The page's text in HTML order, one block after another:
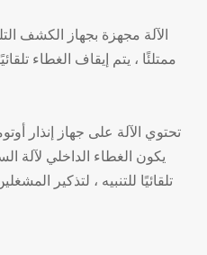
ممتلئًا ، يتم إيقاف الغطاء
يكون الغطاء الداخلي لآلة
تلقائيًا للتنبيه ، لتذكير